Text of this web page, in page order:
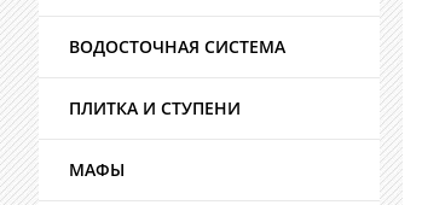
ВОДОСТОЧНАЯ СИСТЕМА
ПЛИТКА И СТУПЕНИ
МАФЫ